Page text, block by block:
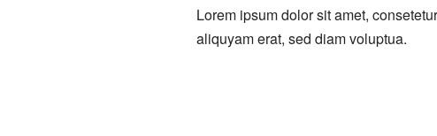
Lorem ipsum dolor sit amet,
aliquyam erat, sed diam voluptua.